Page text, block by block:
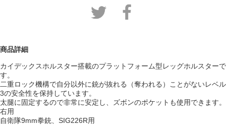
商品詳細
カイデックスホルスター搭載のプラットフォーム型レッグホルスターで
す。
二重ロック機構で自分以外に銃が抜れる（奪われる）ことがないレベル
3の安全性を保持しています。
太腿に固定するので非常に安定し、ズボンのポケットも使用できます。
右用
自衛隊9mm拳銃、SIG226R用